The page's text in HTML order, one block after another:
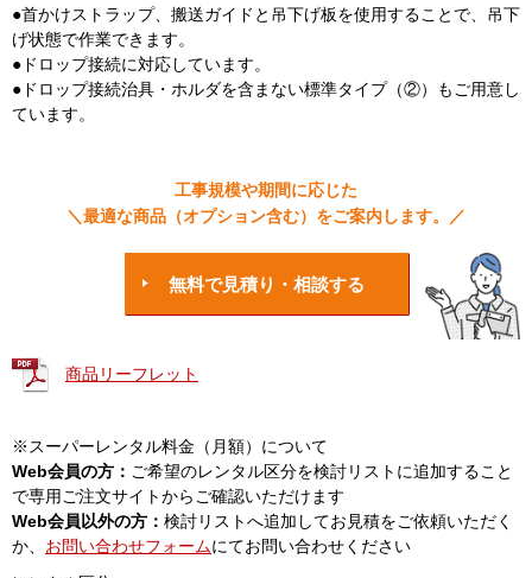
●首かけストラップ、搬送ガイドと吊下げ板を使用することで、吊下
げ状態で作業できます。
●ドロップ接続に対応しています。
●ドロップ接続治具・ホルダを含まない標準タイプ（②）もご用意し
ています。
工事規模や期間に応じた
＼最適な商品（オプション含む）をご案内します。／
無料で見積り・相談する
商品リーフレット
※スーパーレンタル料金（月額）について
Web会員の方： ご希望のレンタル区分を検討リストに追加すること
で専用ご注文サイトからご確認いただけます
Web会員以外の方： 検討リストへ追加してお見積をご依頼いただく
か、 お問い合わせフォームにてお問い合わせください